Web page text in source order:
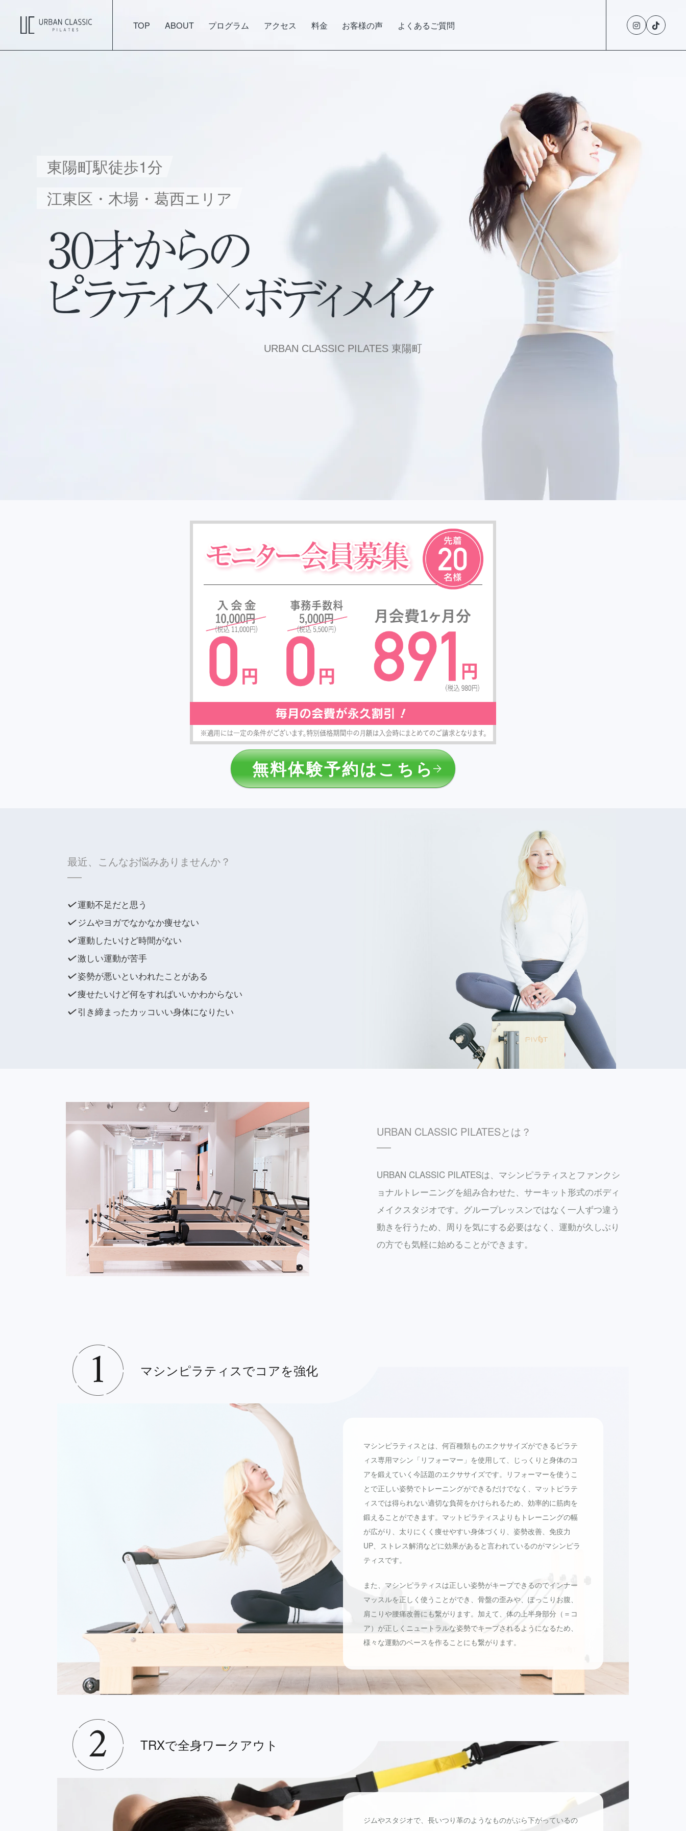
TOP ABOUT プログラム アクセス 料金 お客様の声 よくあるご質問
東陽町駅徒歩1分
江東区・木場・葛西エリア
URBAN CLASSIC PILATES 東陽町
無料体験予約はこちら
最近、こんなお悩みありませんか？
運動不足だと思う
ジムやヨガでなかなか痩せない
運動したいけど時間がない
激しい運動が苦手
姿勢が悪いといわれたことがある
痩せたいけど何をすればいいかわからない
引き締まったカッコいい身体になりたい
URBAN CLASSIC PILATESとは？
URBAN CLASSIC PILATESは、マシンピラティスとファンクシ
ョナルトレーニングを組み合わせた、サーキット形式のボディ
メイクスタジオです。グループレッスンではなく一人ずつ違う
動きを行うため、周りを気にする必要はなく、運動が久しぶり
の方でも気軽に始めることができます。
マシンピラティスでコアを強化
マシンピラティスとは、何百種類ものエクササイズができるピラテ
ィス専用マシン「リフォーマー」を使用して、じっくりと身体のコ
アを鍛えていく今話題のエクササイズです。リフォーマーを使うこ
とで正しい姿勢でトレーニングができるだけでなく、マットピラテ
ィスでは得られない適切な負荷をかけられるため、効率的に筋肉を
鍛えることができます。マットピラティスよりもトレーニングの幅
が広がり、太りにくく痩せやすい身体づくり、姿勢改善、免疫力
UP、ストレス解消などに効果があると言われているのがマシンピラ
ティスです。
また、マシンピラティスは正しい姿勢がキープできるのでインナー
マッスルを正しく使うことができ、骨盤の歪みや、ぽっこりお腹、
肩こりや腰痛改善にも繋がります。加えて、体の上半身部分（＝コ
ア）が正しくニュートラルな姿勢でキープされるようになるため、
様々な運動のベースを作ることにも繋がります。
TRXで全身ワークアウト
ジムやスタジオで、長いつり革のようなものがぶら下がっているの